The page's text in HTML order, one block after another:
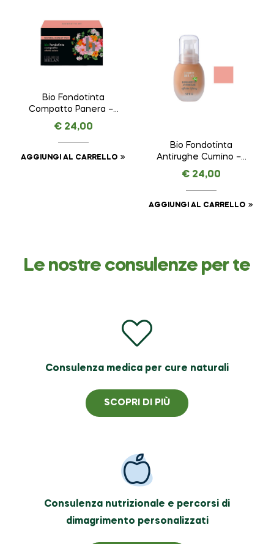
Bio Fondotinta
Compatto Panera – I
COLORI DI HELAN –
VISO da 8 ml
€24,00
AGGIUNGI AL CARRELLO
Bio Fondotinta
Antirughe Cumino – I
COLORI DI HELAN –
VISO da 30 ml
€24,00
AGGIUNGI AL CARRELLO
Le nostre consulenze per te
Consulenza medica per cure naturali
SCOPRI DI PIÙ
Consulenza nutrizionale e percorsi di
dimagrimento personalizzati